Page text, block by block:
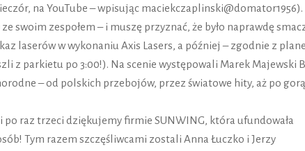
na YouTube – wpisując maciekczaplinski@domator1956).
swoim zespołem – i muszę przyznać, że było naprawdę
laserów w wykonaniu Axis Lasers, a później – zgodnie z
z parkietu po 3:00!). Na scenie występowali Marek Majewski
– od polskich przebojów, przez światowe hity, aż po
po raz trzeci dziękujemy firmie SUNWING, która ufundowała
Tym razem szczęśliwcami zostali Anna Łuczko i Jerzy